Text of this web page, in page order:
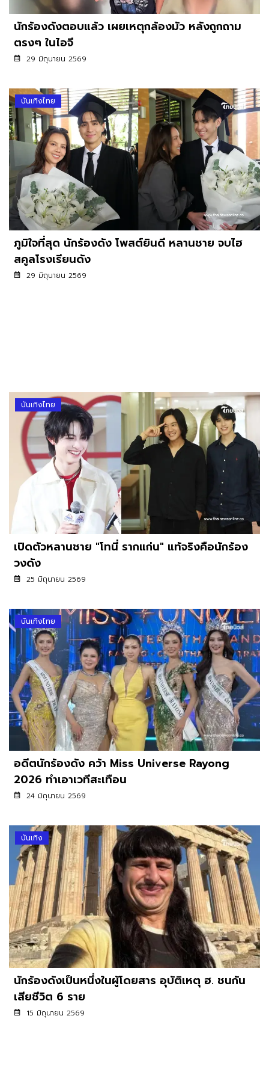
นักร้องดังตอบแล้ว เผยเหตุกล้องมัว หลังถูกถาม
ตรงๆ ในไอจี
29 มิถุนายน 2569
บันเทิงไทย
ภูมิใจที่สุด นักร้องดัง โพสต์ยินดี หลานชาย จบไฮ
สคูลโรงเรียนดัง
29 มิถุนายน 2569
บันเทิงไทย
เปิดตัวหลานชาย "โทนี่ รากแก่น" แท้จริงคือนักร้อง
วงดัง
25 มิถุนายน 2569
บันเทิงไทย
อดีตนักร้องดัง คว้า Miss Universe Rayong
2026 ทำเอาเวทีสะเทือน
24 มิถุนายน 2569
บันเทิง
นักร้องดังเป็นหนึ่งในผู้โดยสาร อุบัติเหตุ ฮ. ชนกัน
เสียชีวิต 6 ราย
15 มิถุนายน 2569